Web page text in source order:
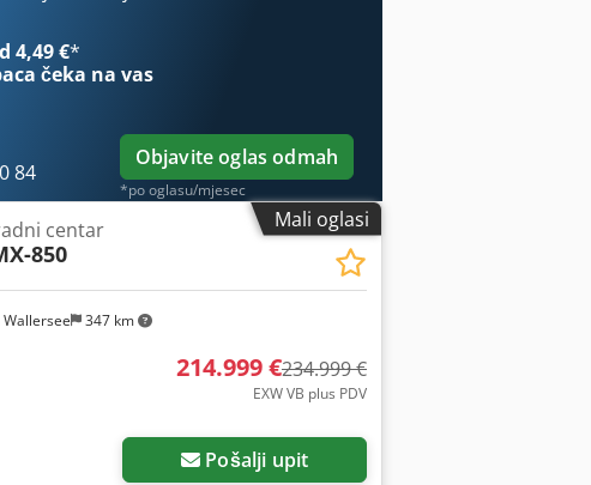
visine Upute za rad
4,49 €*
čeka na vas
84
Objavite oglas odmah
*po oglasu/mjesec
Mali oglasi
347 km
centar
850
214.999 €234.999 €
EXW VB plus PDV
Pošalji upit